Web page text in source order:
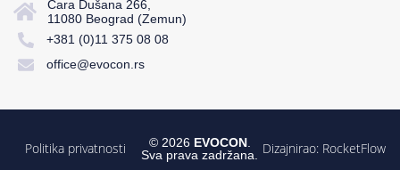
Cara Dušana 266,
11080 Beograd (Zemun)
+381 (0)11 375 08 08
office@evocon.rs
Politika privatnosti © 2026 EVOCON.
Sva prava zadržana.
Dizajnirao: RocketFlow